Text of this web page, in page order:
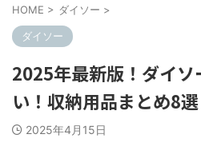
HOME > ダイソー >
ダイソー
2025年最新版！ダイ
い！収納用品まとめ8選
2025年4月15日